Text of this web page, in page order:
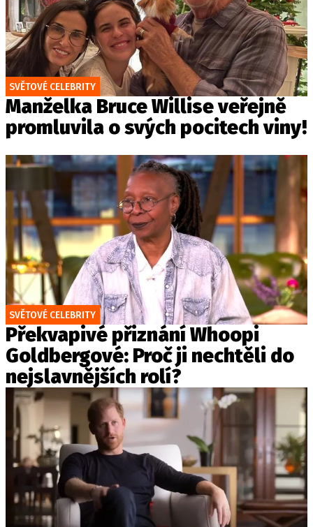
SVĚTOVÉ CELEBRITY
Manželka Bruce Willise veřejně
promluvila o svých pocitech viny!
SVĚTOVÉ CELEBRITY
Překvapivé přiznání Whoopi
Goldbergové: Proč ji nechtěli do
nejslavnějších rolí?